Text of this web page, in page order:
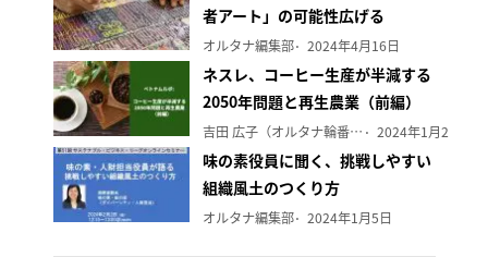
者アート」の可能性広げる
オルタナ編集部 2024年4月16日
ネスレ、コーヒー生産が半減する
2050年問題と再生農業（前編）
吉田 広子（オルタナ輪番編集長） 2024年1月29日
味の素役員に聞く、挑戦しやすい
組織風土のつくり方
オルタナ編集部 2024年1月5日